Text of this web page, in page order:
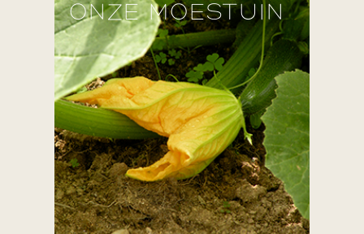
ONZE MOESTUIN